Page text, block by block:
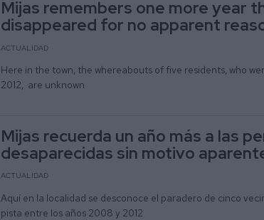
Mijas remembers one more year
disappeared for no apparent
ACTUALIDAD
Here in the town, the whereabouts of five residents, who
2012, are unknown
Mijas recuerda un año más a las
desaparecidas sin motivo
ACTUALIDAD
Aquí en la localidad se desconoce el paradero de cinco
pista entre los años 2008 y 2012